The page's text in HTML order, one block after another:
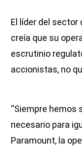
El líder del sector
creía que su
escrutinio
accionistas, no
“Siempre hemos
necesario para
Paramount, la